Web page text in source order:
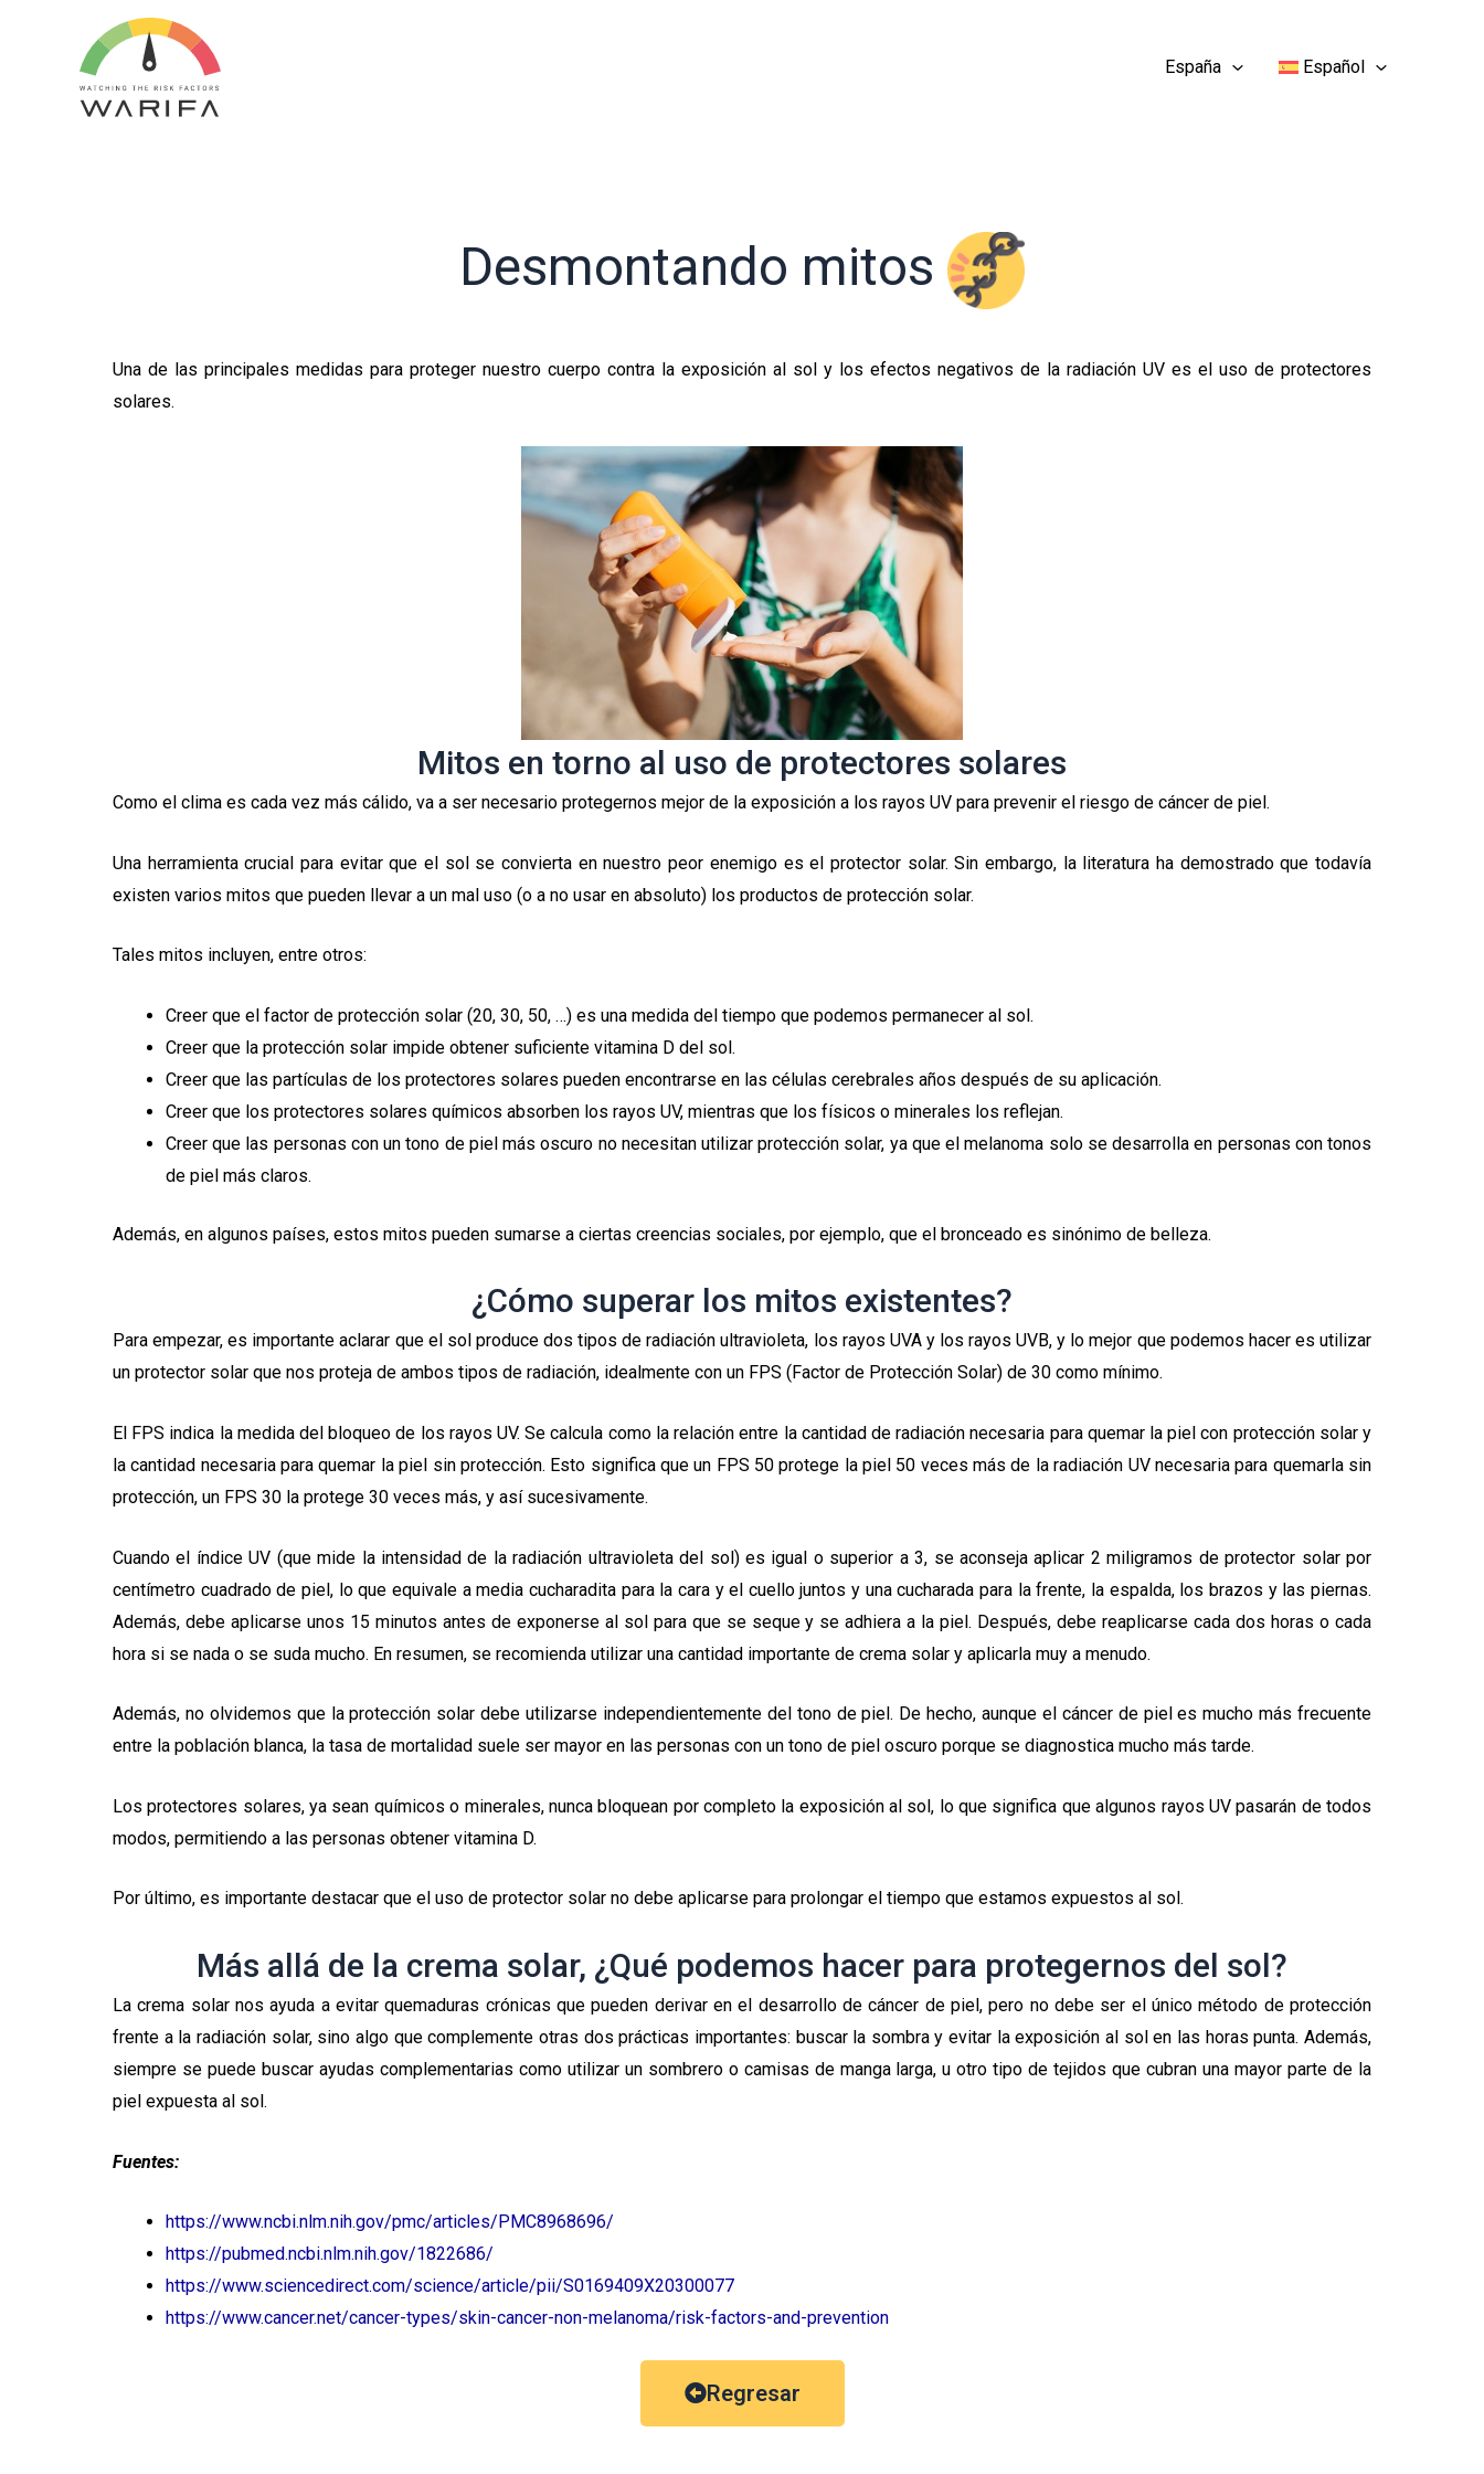
España Español
Desmontando mitos
Una de las principales medidas para proteger nuestro cuerpo contra la exposición al sol y los efectos negativos de la radiación UV es el uso de protectores
solares.
Mitos en torno al uso de protectores solares
Como el clima es cada vez más cálido, va a ser necesario protegernos mejor de la exposición a los rayos UV para prevenir el riesgo de cáncer de piel.
Una herramienta crucial para evitar que el sol se convierta en nuestro peor enemigo es el protector solar. Sin embargo, la literatura ha demostrado que todavía
existen varios mitos que pueden llevar a un mal uso (o a no usar en absoluto) los productos de protección solar.
Tales mitos incluyen, entre otros:
Creer que el factor de protección solar (20, 30, 50, …) es una medida del tiempo que podemos permanecer al sol.
Creer que la protección solar impide obtener suficiente vitamina D del sol.
Creer que las partículas de los protectores solares pueden encontrarse en las células cerebrales años después de su aplicación.
Creer que los protectores solares químicos absorben los rayos UV, mientras que los físicos o minerales los reflejan.
Creer que las personas con un tono de piel más oscuro no necesitan utilizar protección solar, ya que el melanoma solo se desarrolla en personas con tonos
de piel más claros.
Además, en algunos países, estos mitos pueden sumarse a ciertas creencias sociales, por ejemplo, que el bronceado es sinónimo de belleza.
¿Cómo superar los mitos existentes?
Para empezar, es importante aclarar que el sol produce dos tipos de radiación ultravioleta, los rayos UVA y los rayos UVB, y lo mejor que podemos hacer es utilizar
un protector solar que nos proteja de ambos tipos de radiación, idealmente con un FPS (Factor de Protección Solar) de 30 como mínimo.
El FPS indica la medida del bloqueo de los rayos UV. Se calcula como la relación entre la cantidad de radiación necesaria para quemar la piel con protección solar y
la cantidad necesaria para quemar la piel sin protección. Esto significa que un FPS 50 protege la piel 50 veces más de la radiación UV necesaria para quemarla sin
protección, un FPS 30 la protege 30 veces más, y así sucesivamente.
Cuando el índice UV (que mide la intensidad de la radiación ultravioleta del sol) es igual o superior a 3, se aconseja aplicar 2 miligramos de protector solar por
centímetro cuadrado de piel, lo que equivale a media cucharadita para la cara y el cuello juntos y una cucharada para la frente, la espalda, los brazos y las piernas.
Además, debe aplicarse unos 15 minutos antes de exponerse al sol para que se seque y se adhiera a la piel. Después, debe reaplicarse cada dos horas o cada
hora si se nada o se suda mucho. En resumen, se recomienda utilizar una cantidad importante de crema solar y aplicarla muy a menudo.
Además, no olvidemos que la protección solar debe utilizarse independientemente del tono de piel. De hecho, aunque el cáncer de piel es mucho más frecuente
entre la población blanca, la tasa de mortalidad suele ser mayor en las personas con un tono de piel oscuro porque se diagnostica mucho más tarde.
Los protectores solares, ya sean químicos o minerales, nunca bloquean por completo la exposición al sol, lo que significa que algunos rayos UV pasarán de todos
modos, permitiendo a las personas obtener vitamina D.
Por último, es importante destacar que el uso de protector solar no debe aplicarse para prolongar el tiempo que estamos expuestos al sol.
Más allá de la crema solar, ¿Qué podemos hacer para protegernos del sol?
La crema solar nos ayuda a evitar quemaduras crónicas que pueden derivar en el desarrollo de cáncer de piel, pero no debe ser el único método de protección
frente a la radiación solar, sino algo que complemente otras dos prácticas importantes: buscar la sombra y evitar la exposición al sol en las horas punta. Además,
siempre se puede buscar ayudas complementarias como utilizar un sombrero o camisas de manga larga, u otro tipo de tejidos que cubran una mayor parte de la
piel expuesta al sol.
Fuentes:
https://www.ncbi.nlm.nih.gov/pmc/articles/PMC8968696/
https://pubmed.ncbi.nlm.nih.gov/1822686/
https://www.sciencedirect.com/science/article/pii/S0169409X20300077
https://www.cancer.net/cancer-types/skin-cancer-non-melanoma/risk-factors-and-prevention
Regresar